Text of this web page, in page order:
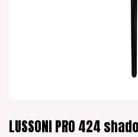
LUSSONI PRO 424